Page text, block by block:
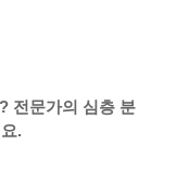
전문가의 심층 분
.